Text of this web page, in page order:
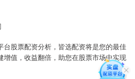
台股票配资分析，皆选配资将是您的最佳
增值，收益翻倍，助您在股票市场中实现